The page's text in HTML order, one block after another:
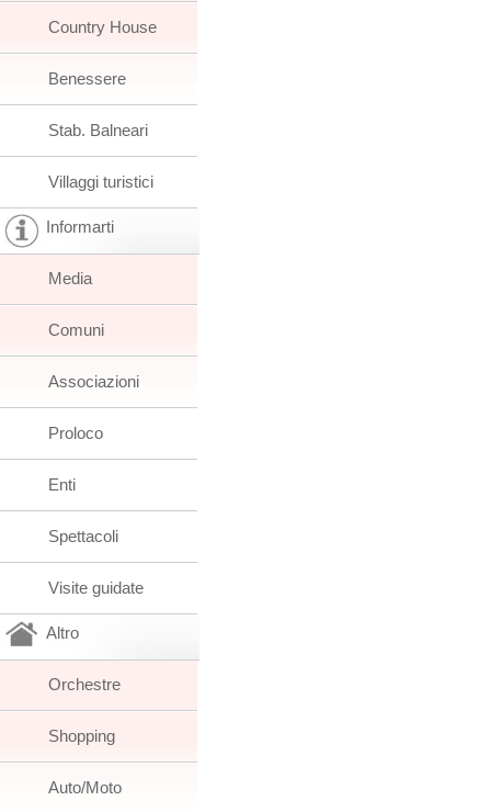
Country House
Benessere
Stab. Balneari
Villaggi turistici
Informarti
Media
Comuni
Associazioni
Proloco
Enti
Spettacoli
Visite guidate
Altro
Orchestre
Shopping
Auto/Moto